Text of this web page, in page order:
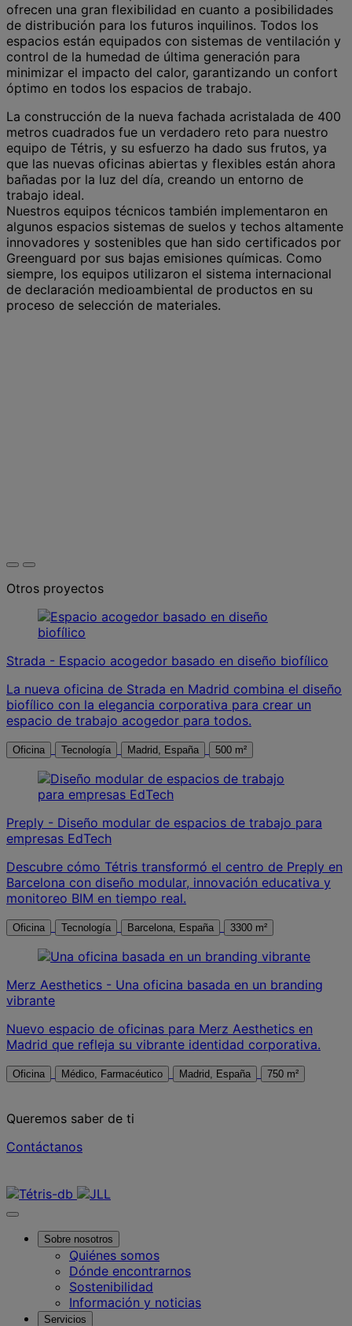
ofrecen una gran flexibilidad en cuanto a posibilidades
de distribución para los futuros inquilinos. Todos los
espacios están equipados con sistemas de ventilación y
control de la humedad de última generación para
minimizar el impacto del calor, garantizando un confort
óptimo en todos los espacios de trabajo.
La construcción de la nueva fachada acristalada de 400
metros cuadrados fue un verdadero reto para nuestro
equipo de Tétris, y su esfuerzo ha dado sus frutos, ya
que las nuevas oficinas abiertas y flexibles están ahora
bañadas por la luz del día, creando un entorno de
trabajo ideal.
Nuestros equipos técnicos también implementaron en
algunos espacios sistemas de suelos y techos altamente
innovadores y sostenibles que han sido certificados por
Greenguard por sus bajas emisiones químicas. Como
siempre, los equipos utilizaron el sistema internacional
de declaración medioambiental de productos en su
proceso de selección de materiales.
Otros proyectos
Strada - Espacio acogedor basado en diseño biofílico
La nueva oficina de Strada en Madrid combina el diseño
biofílico con la elegancia corporativa para crear un
espacio de trabajo acogedor para todos.
Oficina Tecnología Madrid, España 500 m²
Preply - Diseño modular de espacios de trabajo para
empresas EdTech
Descubre cómo Tétris transformó el centro de Preply en
Barcelona con diseño modular, innovación educativa y
monitoreo BIM en tiempo real.
Oficina Tecnología Barcelona, España 3300 m²
Merz Aesthetics - Una oficina basada en un branding
vibrante
Nuevo espacio de oficinas para Merz Aesthetics en
Madrid que refleja su vibrante identidad corporativa.
Oficina Médico, Farmacéutico Madrid, España 750 m²
Queremos saber de ti
Contáctanos
Sobre nosotros
Quiénes somos
Dónde encontrarnos
Sostenibilidad
Información y noticias
Servicios